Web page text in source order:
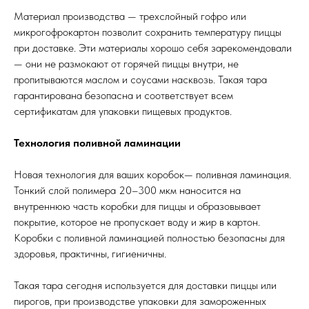
Материал производства — трехслойный гофро или
микрогофрокартон позволит сохранить температуру пиццы
при доставке. Эти материалы хорошо себя зарекомендовали
— они не размокают от горячей пиццы внутри, не
пропитываются маслом и соусами насквозь. Такая тара
гарантирована безопасна и соответствует всем
сертификатам для упаковки пищевых продуктов.
Технология поливной ламинации
Новая технология для ваших коробок— поливная ламинация.
Тонкий слой полимера 20–300 мкм наносится на
внутреннюю часть коробки для пиццы и образовывает
покрытие, которое не пропускает воду и жир в картон.
Коробки с поливной ламинацией полностью безопасны для
здоровья, практичны, гигиеничны.
Такая тара сегодня используется для доставки пиццы или
пирогов, при производстве упаковки для замороженных